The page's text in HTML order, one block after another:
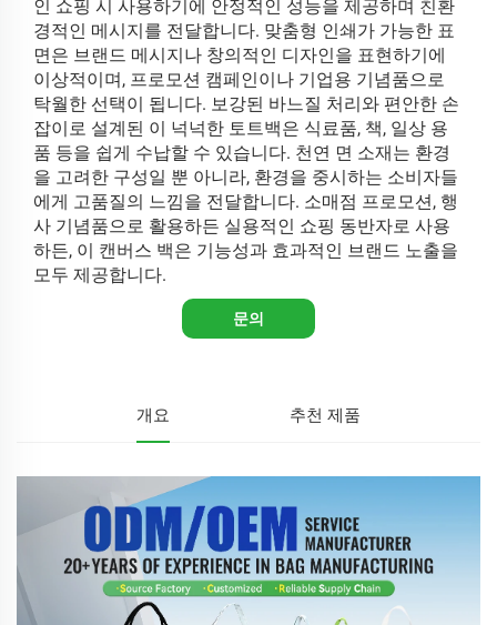
인 쇼핑 시 사용하기에 안정적인 성능을 제공하며 친환
경적인 메시지를 전달합니다. 맞춤형 인쇄가 가능한 표
면은 브랜드 메시지나 창의적인 디자인을 표현하기에
이상적이며, 프로모션 캠페인이나 기업용 기념품으로
탁월한 선택이 됩니다. 보강된 바느질 처리와 편안한 손
잡이로 설계된 이 넉넉한 토트백은 식료품, 책, 일상 용
품 등을 쉽게 수납할 수 있습니다. 천연 면 소재는 환경
을 고려한 구성일 뿐 아니라, 환경을 중시하는 소비자들
에게 고품질의 느낌을 전달합니다. 소매점 프로모션, 행
사 기념품으로 활용하든 실용적인 쇼핑 동반자로 사용
하든, 이 캔버스 백은 기능성과 효과적인 브랜드 노출을
모두 제공합니다.
문의
개요 추천 제품